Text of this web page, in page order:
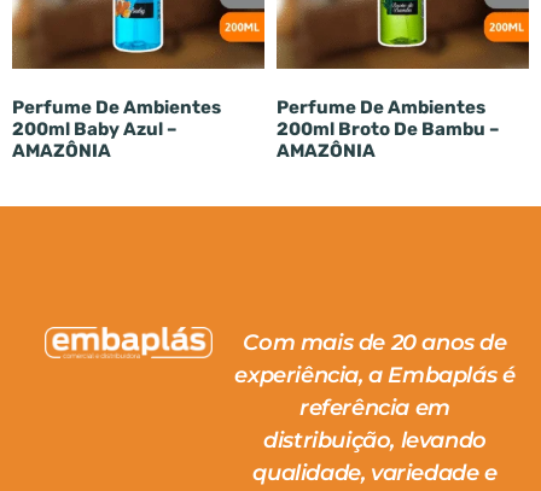
Perfume De Ambientes
200ml Baby Azul –
AMAZÔNIA
Perfume De Ambientes
200ml Broto De Bambu –
AMAZÔNIA
Com mais de 20 anos de
experiência, a Embaplás é
referência em
distribuição, levando
qualidade, variedade e